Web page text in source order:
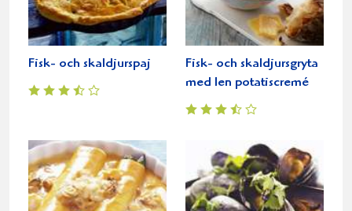
Fisk- och skaldjurspaj
Fisk- och skaldjursgryta
med len potatiscremé